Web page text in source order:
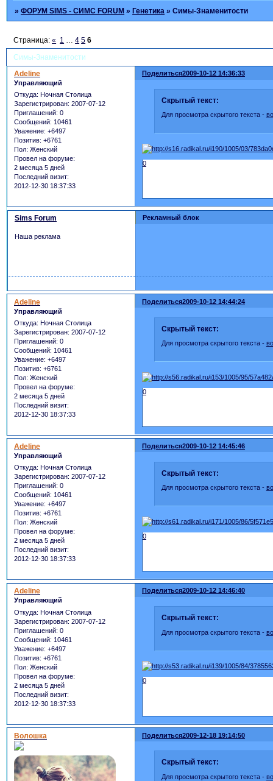
»ФОРУМ SIMS - СИМС FORUM »Генетика »Симы-Знаменитости
Симы-Знаменитости
Страница:« 1 … 4 5 6
Поделиться2009-10-12 14:36:33
Adeline
Управляющий
Откуда: Ночная Столица
Зарегистрирован: 2007-07-12
Приглашений: 0
Сообщений: 10461
Уважение: +6497
Позитив: +6761
Пол: Женский
Провел на форуме:
2 месяца 5 дней
Последний визит:
2012-12-30 18:37:33
Скрытый текст:
Для просмотра скрытого текста -
0
Рекламный блок
Sims Forum
Наша реклама
Поделиться2009-10-12 14:44:24
Adeline
Управляющий
Откуда: Ночная Столица
Зарегистрирован: 2007-07-12
Приглашений: 0
Сообщений: 10461
Уважение: +6497
Позитив: +6761
Пол: Женский
Провел на форуме:
2 месяца 5 дней
Последний визит:
2012-12-30 18:37:33
Скрытый текст:
Для просмотра скрытого текста -
0
Поделиться2009-10-12 14:45:46
Adeline
Управляющий
Откуда: Ночная Столица
Зарегистрирован: 2007-07-12
Приглашений: 0
Сообщений: 10461
Уважение: +6497
Позитив: +6761
Пол: Женский
Провел на форуме:
2 месяца 5 дней
Последний визит:
2012-12-30 18:37:33
Скрытый текст:
Для просмотра скрытого текста -
0
Поделиться2009-10-12 14:46:40
Adeline
Управляющий
Откуда: Ночная Столица
Зарегистрирован: 2007-07-12
Приглашений: 0
Сообщений: 10461
Уважение: +6497
Позитив: +6761
Пол: Женский
Провел на форуме:
2 месяца 5 дней
Последний визит:
2012-12-30 18:37:33
Скрытый текст:
Для просмотра скрытого текста -
0
Поделиться2009-12-18 19:14:50
Волошка
Скрытый текст:
Для просмотра скрытого текста -